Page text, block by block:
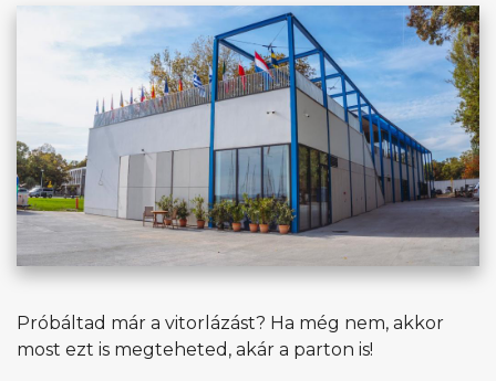
Próbáltad már a vitorlázást? Ha még nem, akkor
most ezt is megteheted, akár a parton is!